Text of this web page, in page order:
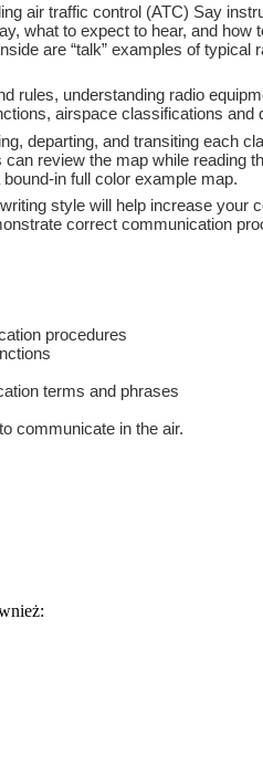
air traffic control (ATC) Say
what to expect to hear, and
are “talk” examples of
rules, understanding radio
airspace classifications
departing, and transiting each
review the map while reading
in full color example map.
style will help increase
correct communication
procedures
terms and phrases
communicate in the air.